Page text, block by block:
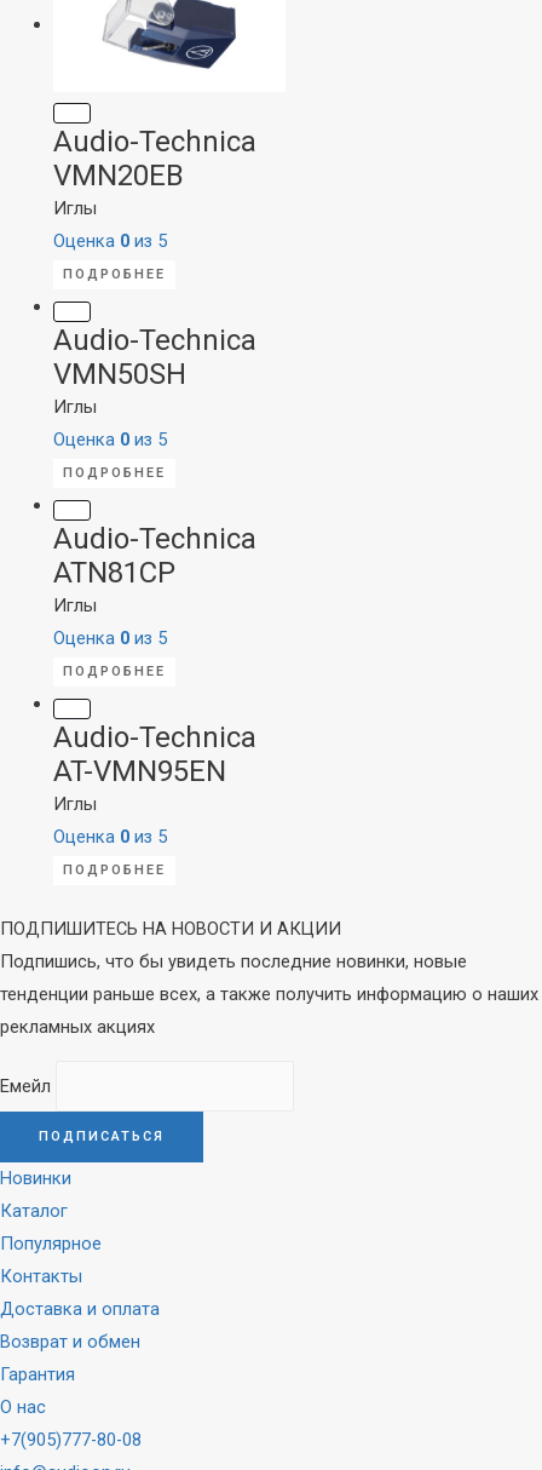
Audio-Technica
VMN20EB
Иглы
Оценка 0из 5
ПОДРОБНЕЕ
Audio-Technica
VMN50SH
Иглы
Оценка 0из 5
ПОДРОБНЕЕ
Audio-Technica
ATN81CP
Иглы
Оценка 0из 5
ПОДРОБНЕЕ
Audio-Technica
AT-VMN95EN
Иглы
Оценка 0из 5
ПОДРОБНЕЕ
ПОДПИШИТЕСЬ НА НОВОСТИ И АКЦИИ
Подпишись, что бы увидеть последние новинки, новые
тенденции раньше всех, а также получить информацию о наших
рекламных акциях
Емейл
Новинки
Каталог
Популярное
Контакты
Доставка и оплата
Возврат и обмен
Гарантия
О нас
+7(905)777-80-08